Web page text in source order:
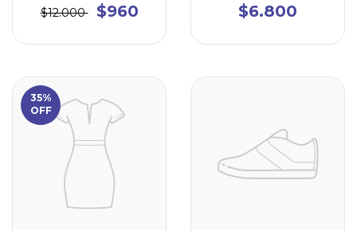
$12.000
$960 $6.800
35%
OFF